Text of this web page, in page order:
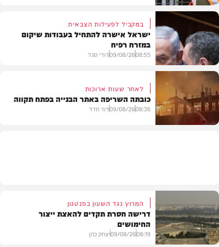
חרדים
חדשות
במקביל לפעילות הצבאית
ישראל אישרה להתחיל בעבודות שיקום
במזרח רפיח
08:55
09/08/26דודי סגל
לאחר שעות ארוכות
כובתה השריפה באתר הבנייה בפתח תקווה
08:36
09/08/26דוד חדד
המרוץ נגד השעון בפנטגון
דרישה חסרת תקדים להאצת ייצור
החימושים
08:19
09/08/26יצחק כהן